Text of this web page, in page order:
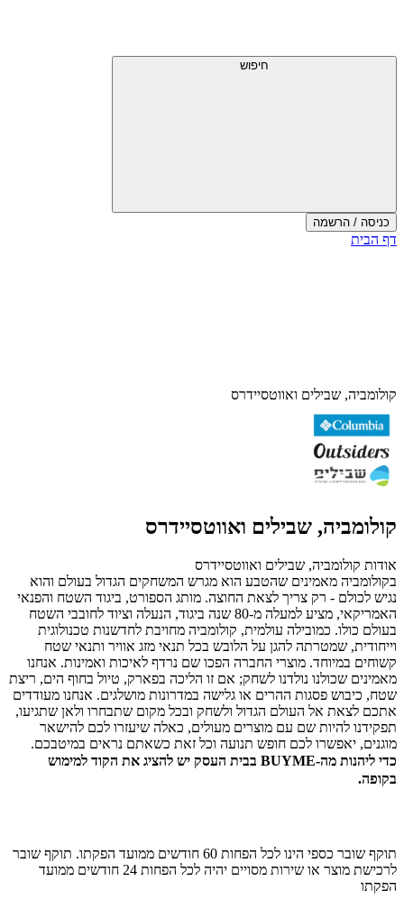
עליון
חיפוש
כניסה / הרשמה
סוף
דף הבית
קולומביה, שבילים ואווטסיידרס
קולומביה, שבילים ואווטסיידרס
אודות קולומביה, שבילים ואווטסיידרס
בקולומביה מאמינים שהטבע הוא מגרש המשחקים הגדול בעולם והוא
נגיש לכולם - רק צריך לצאת החוצה. מותג הספורט, ביגוד השטח והפנאי
האמריקאי, מציע למעלה מ-80 שנה ביגוד, הנעלה וציוד לחובבי השטח
בעולם כולו. כמובילה עולמית, קולומביה מחויבת לחדשנות טכנולוגית
וייחודית, שמטרתה להגן על הלובש בכל תנאי מזג אוויר ותנאי שטח
קשוחים במיוחד. מוצרי החברה הפכו שם נרדף לאיכות ואמינות. אנחנו
מאמינים שכולנו נולדנו לשחק; אם זו הליכה בפארק, טיול בחוף הים, ריצת
שטח, כיבוש פסגות ההרים או גלישה במדרונות מושלגים. אנחנו מעודדים
אתכם לצאת אל העולם הגדול ולשחק ובכל מקום שתבחרו ולאן שתגיעו,
תפקידנו להיות שם עם מוצרים מעולים, כאלה שיעזרו לכם להישאר
מוגנים, יאפשרו לכם חופש תנועה וכל זאת כשאתם נראים במיטבכם.
כדי ליהנות מה-BUYME בבית העסק יש להציג את הקוד למימוש
בקופה.
תוקף שובר כספי הינו לכל הפחות 60 חודשים ממועד הפקתו. תוקף שובר
לרכישת מוצר או שירות מסויים יהיה לכל הפחות 24 חודשים ממועד
הפקתו